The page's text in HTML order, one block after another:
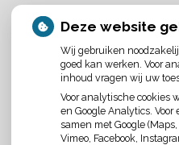
Tanden bleken? Laat het
Gezond tandvlees: de basis
Naar de tandarts in het
AANGESLOTEN BIJ:
Deze website
Wij gebruiken
goed kan werken. Voor
inhoud vragen wij uw
Voor analytische cookies
en Google Analytics.
samen met Google
Vimeo, Facebook,